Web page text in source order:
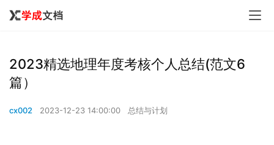
2023精选地理年度考核个人总结(范文6
篇）
cx002 2023-12-23 14:00:00 总结与计划